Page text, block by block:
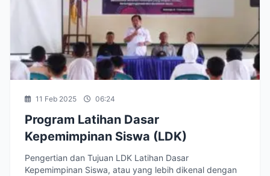
11 Feb 2025 06:24
Program Latihan Dasar
Kepemimpinan Siswa (LDK)
Pengertian dan Tujuan LDK Latihan Dasar
Kepemimpinan Siswa, atau yang lebih dikenal dengan